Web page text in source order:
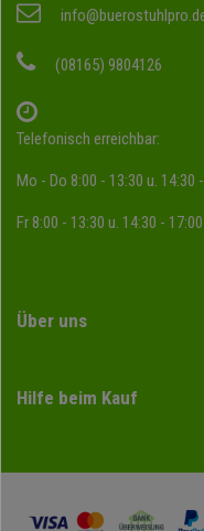
(08165) 9804126
Telefonisch erreichbar:
Mo - Do 8:00 - 13:30 u. 14:30
Fr 8:00 - 13:30 u. 14:30 -
Über uns
Hilfe beim Kauf